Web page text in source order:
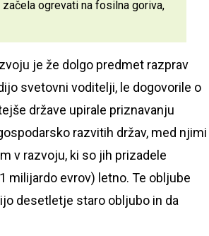
ogrevati na fosilna goriva,
je že dolgo predmet razprav
svetovni voditelji, le dogovorile o
države upirale priznavanju
razvitih držav, med njimi
v razvoju, ki so jih prizadele
milijardo evrov) letno. Te obljube
desetletje staro obljubo in da